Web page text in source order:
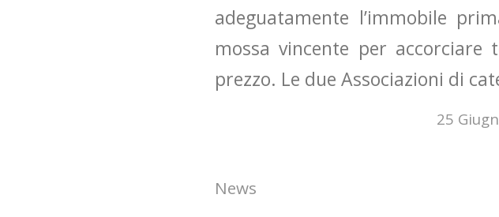
adeguatamente l’immobile
mossa vincente per
prezzo. Le due Associazioni di
25
News